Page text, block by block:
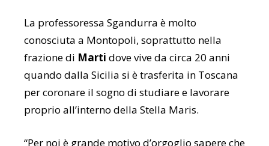
La professoressa Sgandurra è molto
conosciuta a Montopoli, soprattutto nella
frazione di Marti dove vive da circa 20 anni
quando dalla Sicilia si è trasferita in Toscana
per coronare il sogno di studiare e lavorare
proprio all’interno della Stella Maris.
“Per noi è grande motivo d’orgoglio sapere che